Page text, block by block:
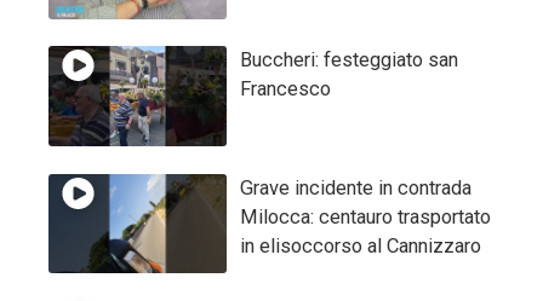
Buccheri: festeggiato san
Francesco
Grave incidente in contrada
Milocca: centauro trasportato
in elisoccorso al Cannizzaro